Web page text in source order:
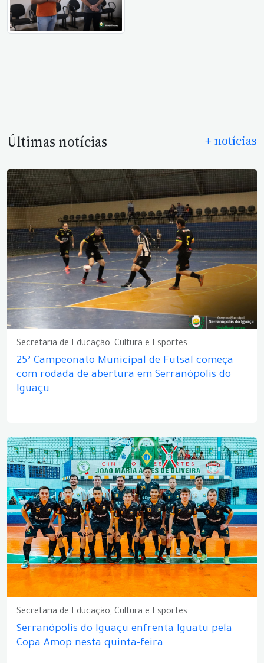
Últimas notícias + notícias
Secretaria de Educação, Cultura e Esportes
25º Campeonato Municipal de Futsal começa
com rodada de abertura em Serranópolis do
Iguaçu
Secretaria de Educação, Cultura e Esportes
Serranópolis do Iguaçu enfrenta Iguatu pela
Copa Amop nesta quinta-feira